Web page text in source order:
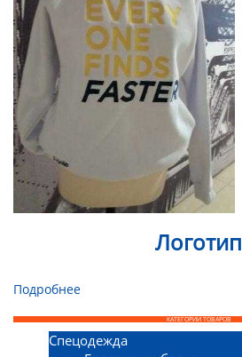
Логотип
Подробнее
КАТЕГОРИИ ТОВАРОВ
Спецодежда